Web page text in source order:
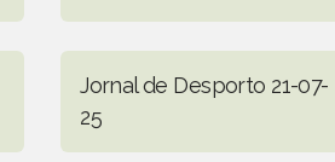
Jornal de Desporto 21-07-
25